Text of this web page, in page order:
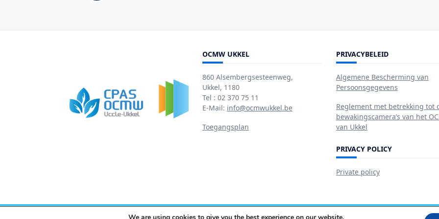
OCMW UKKEL
860 Alsembergsesteenweg,
Ukkel, 1180
Tel : 02 370 75 11
E-Mail: info@ocmwukkel.be
Toegangsplan
PRIVACYBELEID
Algemene Bescherming van
Persoonsgegevens
Reglement met betrekking tot
bewakingscamera’s van het
van Ukkel
PRIVACY POLICY
Private policy